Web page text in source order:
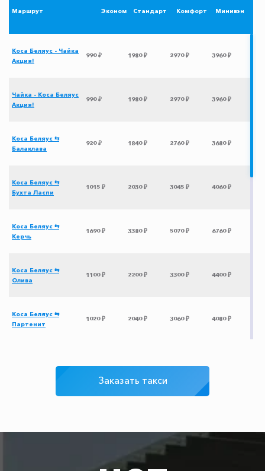
Маршрут Эконом Стандарт Комфорт Минивэн
Коса Беляус - Чайка
Акция!
990 ₽ 1980 ₽ 2970 ₽ 3960 ₽
Чайка - Коса Беляус
Акция!
990 ₽ 1980 ₽ 2970 ₽ 3960 ₽
Коса Беляус ⇆
Балаклава
920 ₽ 1840 ₽ 2760 ₽ 3680 ₽
Коса Беляус ⇆
Бухта Ласпи
1015 ₽ 2030 ₽ 3045 ₽ 4060 ₽
Коса Беляус ⇆
Керчь
1690 ₽ 3380 ₽ 5070 ₽ 6760 ₽
Коса Беляус ⇆
Олива
1100 ₽ 2200 ₽ 3300 ₽ 4400 ₽
Коса Беляус ⇆
Партенит
1020 ₽ 2040 ₽ 3060 ₽ 4080 ₽
Новоотрадное
Заказать такси